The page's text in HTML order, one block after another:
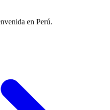
en Perú.